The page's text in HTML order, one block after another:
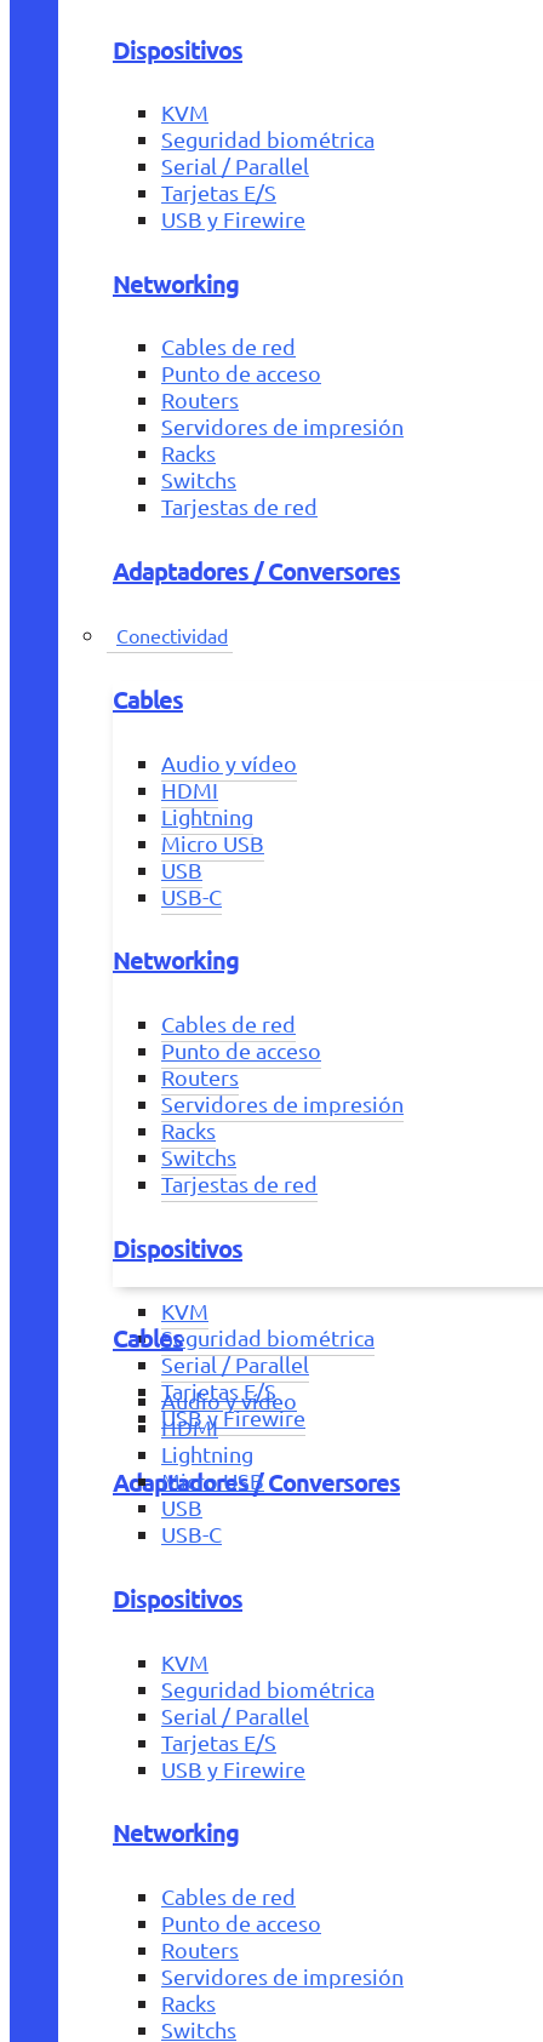
Dispositivos
KVM
Seguridad biométrica
Serial / Parallel
Tarjetas E/S
USB y Firewire
Networking
Cables de red
Punto de acceso
Routers
Servidores de impresión
Racks
Switchs
Tarjestas de red
Adaptadores / Conversores
Conectividad
Cables
Audio y vídeo
HDMI
Lightning
Micro USB
USB
USB-C
Networking
Cables de red
Punto de acceso
Routers
Servidores de impresión
Racks
Switchs
Tarjestas de red
Dispositivos
KVM
Seguridad biométrica
Serial / Parallel
Tarjetas E/S
USB y Firewire
Adaptadores / Conversores
Cables
Audio y vídeo
HDMI
Lightning
Micro USB
USB
USB-C
Dispositivos
KVM
Seguridad biométrica
Serial / Parallel
Tarjetas E/S
USB y Firewire
Networking
Cables de red
Punto de acceso
Routers
Servidores de impresión
Racks
Switchs